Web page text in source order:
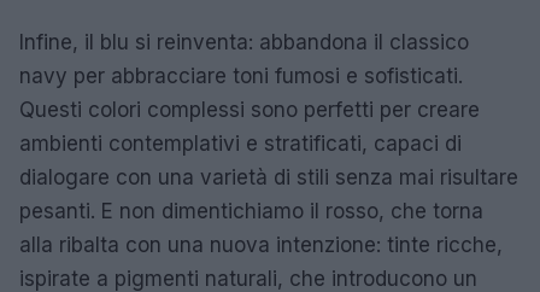
Infine, il blu si reinventa: abbandona il classico
navy per abbracciare toni fumosi e sofisticati.
Questi colori complessi sono perfetti per creare
ambienti contemplativi e stratificati, capaci di
dialogare con una varietà di stili senza mai risultare
pesanti. E non dimentichiamo il rosso, che torna
alla ribalta con una nuova intenzione: tinte ricche,
ispirate a pigmenti naturali, che introducono un